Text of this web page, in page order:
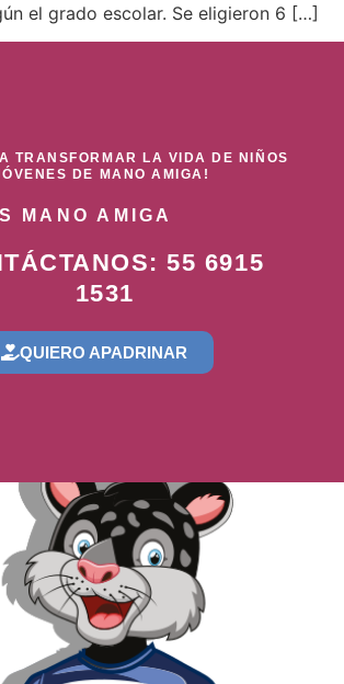
el grado escolar. Se eligieron 6 […]
TRANSFORMAR LA VIDA DE NIÑOS
DE MANO AMIGA!
MANO AMIGA
55 6915
1531
QUIERO APADRINAR